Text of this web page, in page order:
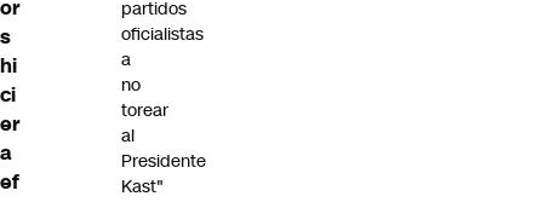
or
s
hi
ci
er
a
ef
partidos
oficialistas
a
no
torear
al
Presidente
Kast"